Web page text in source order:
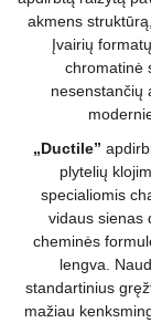
akmens
Įvairių
chromatinė
nesenstančių
„Ductile”
plytelių
specialiomis
vidaus sienas
cheminės
lengva.
standartinius
mažiau